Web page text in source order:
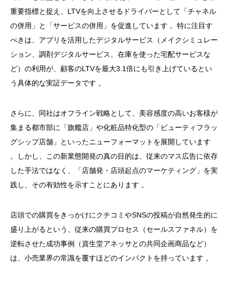
重要指標と捉え、LTVを向上させるドライバーとして「チャネル
の併用」と「サービスの併用」を促進しています 。特に注目す
べきは、アプリを活用したデジタルサービス（メイクシミュレー
ション、調剤デジタルサービス、在庫を使った宅配サービスな
ど）の利用が、顧客のLTVを最大3.1倍にも引き上げているとい
う具体的な実証データです 。
さらに、同社はオフライン戦略として、美容感度の高いお客様が
集まる都市部に「旗艦店」 や化粧品特化型の 「ビューティフラッ
グシップ店舗」といったニューフォーマットを展開しています
。しかし、この新業態開発の真の目的は、従来のマス広告に依存
した手法ではなく、「店舗発・店頭起点のマーケティング」を実
践し、その有効性を示すことにあります 。
店頭での購買をきっかけにクチコミやSNSの投稿が自然発生的に
盛り上がるという、 従来の購買プロセス（セールスファネル）を
逆転させた成功事例（資生堂アネッサとの共同企画商品など）
は、小売業界の常識を覆すほどのインパクトを持っています 。